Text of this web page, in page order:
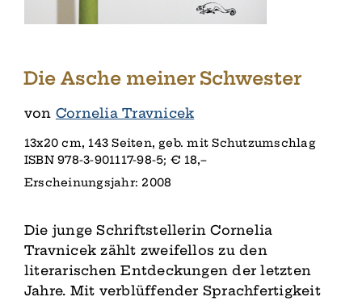
Die Asche meiner Schwester
von Cornelia Travnicek
13x20 cm, 143 Seiten, geb. mit Schutzumschlag
ISBN 978-3-901117-98-5; € 18,–
Erscheinungsjahr: 2008
Die junge Schriftstellerin Cornelia
Travnicek zählt zweifellos zu den
literarischen Entdeckungen der letzten
Jahre. Mit verblüffender Sprachfertigkeit